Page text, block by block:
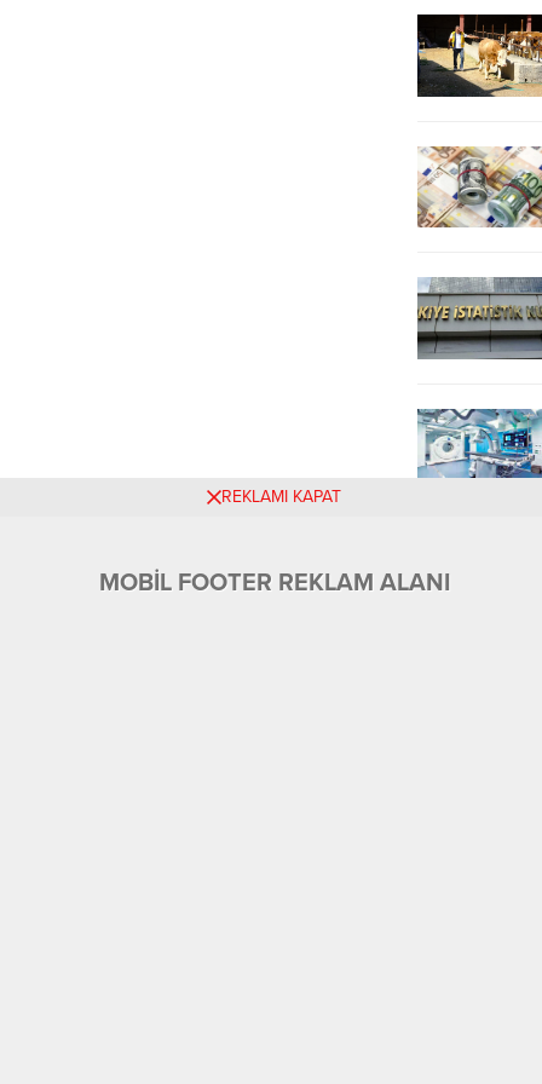
kapanışı 13.809,88 puandan yaptı....
REKLAMI KAPAT
MOBİL FOOTER REKLAM ALANI